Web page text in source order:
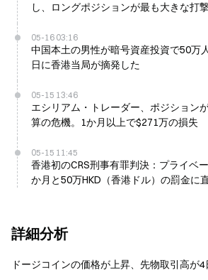
し、ロングポジションが最も大きな打
05-16 03:16
中国本土の男性が暗号資産投資で50万
日に香港当局が摘発した
05-15 13:46
エシリアム・トレーダー、ポジション
算の危機。1か月以上で$271万の損失
05-15 11:45
香港初のCRS刑事有罪判決：プライベ
か月と50万HKD（香港ドル）の罰金に
詳細分析
ドージコインの価格が上昇、先物取引高が